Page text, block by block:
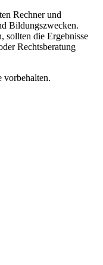
Rechner und
Bildungszwecken.
sollten die Ergebnisse
Rechtsberatung